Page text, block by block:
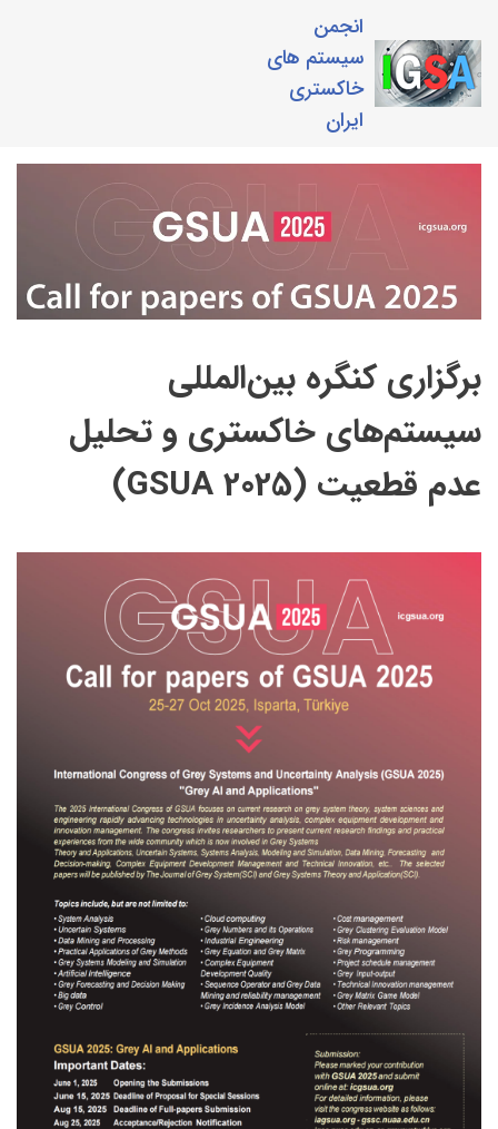
انجمن
سیستم های
خاکستری
ایران
برگزاری کنگره بین‌المللی
سیستم‌های خاکستری و تحلیل
عدم قطعیت (GSUA 2025)